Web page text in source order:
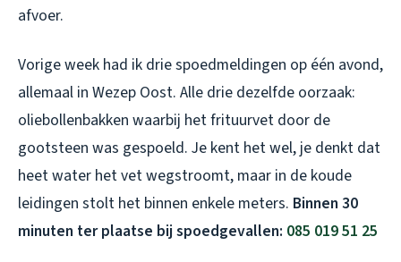
afvoer.
Vorige week had ik drie spoedmeldingen op één avond,
allemaal in Wezep Oost. Alle drie dezelfde oorzaak:
oliebollenbakken waarbij het frituurvet door de
gootsteen was gespoeld. Je kent het wel, je denkt dat
heet water het vet wegstroomt, maar in de koude
leidingen stolt het binnen enkele meters. Binnen 30
minuten ter plaatse bij spoedgevallen: 085 019 51 25